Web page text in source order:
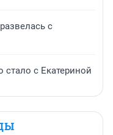
с
стало с Екатериной